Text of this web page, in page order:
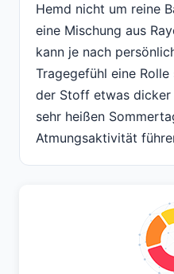
Hemd nicht um reine
eine Mischung aus
kann je nach
Tragegefühl eine
der Stoff etwas
sehr heißen
Atmungsaktivität